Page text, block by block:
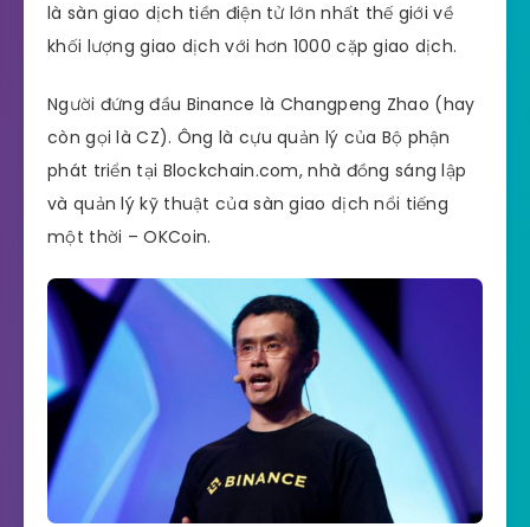
là sàn giao dịch tiền điện tử lớn nhất thế giới về
khối lượng giao dịch với hơn 1000 cặp giao dịch.
Người đứng đầu Binance là Changpeng Zhao (hay
còn gọi là CZ). Ông là cựu quản lý của Bộ phận
phát triển tại Blockchain.com, nhà đồng sáng lập
và quản lý kỹ thuật của sàn giao dịch nổi tiếng
một thời – OKCoin.